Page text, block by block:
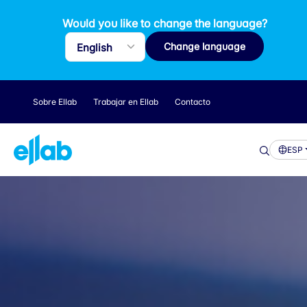
Would you like to change the language?
Change language
Sobre Ellab Trabajar en Ellab Contacto
ESP